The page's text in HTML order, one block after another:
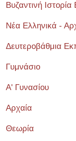
Βυζαντινή
Νέα Ελληνικά -
Δευτεροβάθμια
Γυμνάσιο
Α' Γυνασίου
Αρχαία
Θεωρία